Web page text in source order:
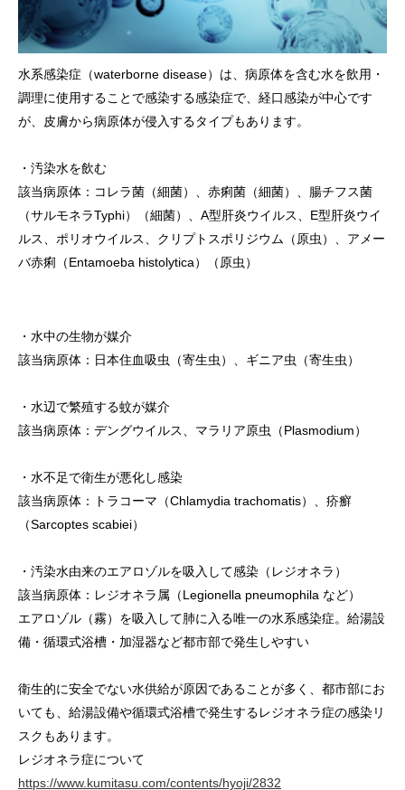
水系感染症（waterborne disease）は、病原体を含む水を飲用・
調理に使用することで感染する感染症で、経口感染が中心です
が、皮膚から病原体が侵入するタイプもあります。
・汚染水を飲む
該当病原体：コレラ菌（細菌）、赤痢菌（細菌）、腸チフス菌
（サルモネラTyphi）（細菌）、A型肝炎ウイルス、E型肝炎ウイ
ルス、ポリオウイルス、クリプトスポリジウム（原虫）、アメー
バ赤痢（Entamoeba histolytica）（原虫）
・水中の生物が媒介
該当病原体：日本住血吸虫（寄生虫）、ギニア虫（寄生虫）
・水辺で繁殖する蚊が媒介
該当病原体：デングウイルス、マラリア原虫（Plasmodium）
・水不足で衛生が悪化し感染
該当病原体：トラコーマ（Chlamydia trachomatis）、疥癬
（Sarcoptes scabiei）
・汚染水由来のエアロゾルを吸入して感染（レジオネラ）
該当病原体：レジオネラ属（Legionella pneumophila など）
エアロゾル（霧）を吸入して肺に入る唯一の水系感染症。給湯設
備・循環式浴槽・加湿器など都市部で発生しやすい
衛生的に安全でない水供給が原因であることが多く、都市部にお
いても、給湯設備や循環式浴槽で発生するレジオネラ症の感染リ
スクもあります。
レジオネラ症について
https://www.kumitasu.com/contents/hyoji/2832